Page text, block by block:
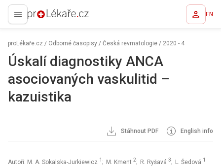
proLékaře.cz EN
proLékaře.cz / Odborné časopisy / Česká revmatologie / 2020 - 4
Úskalí diagnostiky ANCA
asociovaných vaskulitid –
kazuistika
Stáhnout PDF English info
Autoři: M. A. Sokalska-Jurkiewicz 1 ; M. Kment 2; R. Ryšavá 3; L. Šedová 1